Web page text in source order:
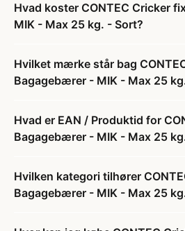
Hvad koster CONTEC Cricker
MIK - Max 25 kg. - Sort?
Hvilket mærke står bag
Bagagebærer - MIK - Max 25
Hvad er EAN / Produktid for
Bagagebærer - MIK - Max 25
Hvilken kategori tilhører
Bagagebærer - MIK - Max 25